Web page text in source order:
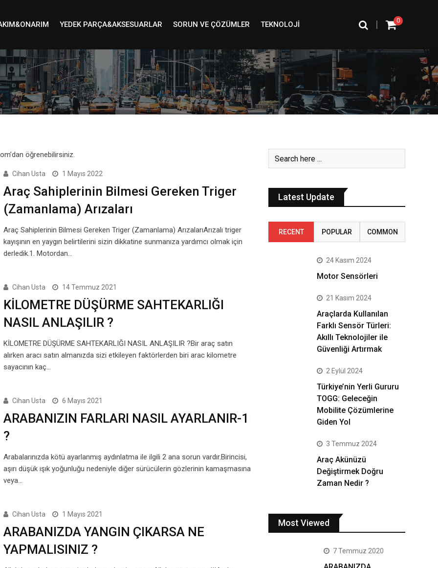
YEDEK PARÇA&AKSESUARLAR SORUN VE ÇÖZÜMLER TEKNOLOJI 0
|
öğrenebilirsiniz.
Cihan Usta 1 Mayıs 2022
Araç Sahiplerinin Bilmesi Gereken Triger
(Zamanlama) Arızaları
Araç Sahiplerinin Bilmesi Gereken Triger (Zamanlama) ArızalarıArızalı triger
kayışının en yaygın belirtilerini sizin dikkatine sunmanıza yardımcı olmak için
derledik.1. Motordan…
Cihan Usta 14 Temmuz 2021
KİLOMETRE DÜŞÜRME SAHTEKARLIĞI
NASIL ANLAŞILIR ?
KİLOMETRE DÜŞÜRME SAHTEKARLIĞI NASIL ANLAŞILIR ?Bir araç satın
alırken aracı satın almanızda sizi etkileyen faktörlerden biri arac kilometre
sayacının kaç…
Cihan Usta 6 Mayıs 2021
ARABANIZIN FARLARI NASIL AYARLANIR-1
?
Arabalarınızda kötü ayarlanmış aydınlatma ile ilgili 2 ana sorun vardır.Birincisi,
aşırı düşük ışık yoğunluğu nedeniyle diğer sürücülerin gözlerinin kamaşmasına
veya…
Cihan Usta 1 Mayıs 2021
ARABANIZDA YANGIN ÇIKARSA NE
YAPMALISINIZ ?
Latest Update
RECENT POPULAR COMMON
24 Kasım 2024
Motor Sensörleri
21 Kasım 2024
Araçlarda Kullanılan
Farklı Sensör Türleri:
Akıllı Teknolojiler ile
Güvenliği Artırmak
2 Eylül 2024
Türkiye’nin Yerli Gururu
TOGG: Geleceğin
Mobilite Çözümlerine
Giden Yol
3 Temmuz 2024
Araç Akünüzü
Değiştirmek Doğru
Zaman Nedir ?
Most Viewed
7 Temmuz 2020